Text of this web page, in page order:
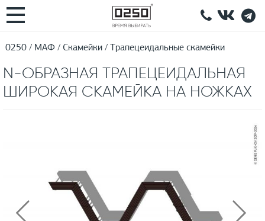
0250 МАФ Скамейки Трапецеидальные скамейки
N-ОБРАЗНАЯ ТРАПЕЦЕИДАЛЬНАЯ
ШИРОКАЯ СКАМЕЙКА НА НОЖКАХ